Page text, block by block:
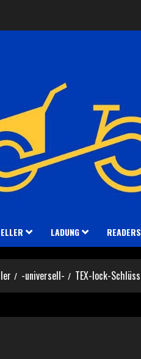
LADUNG
-universell- TEX-lock-